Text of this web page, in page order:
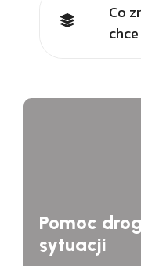
Co
Pomoc
sytuacji